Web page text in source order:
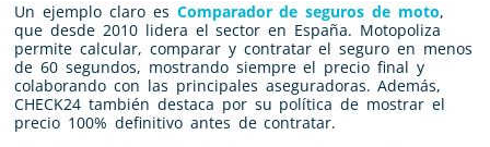
Un ejemplo claro es Comparador de seguros de moto,
que desde 2010 lidera el sector en España. Motopoliza
permite calcular, comparar y contratar el seguro en menos
de 60 segundos, mostrando siempre el precio final y
colaborando con las principales aseguradoras. Además,
CHECK24 también destaca por su política de mostrar el
precio 100% definitivo antes de contratar.